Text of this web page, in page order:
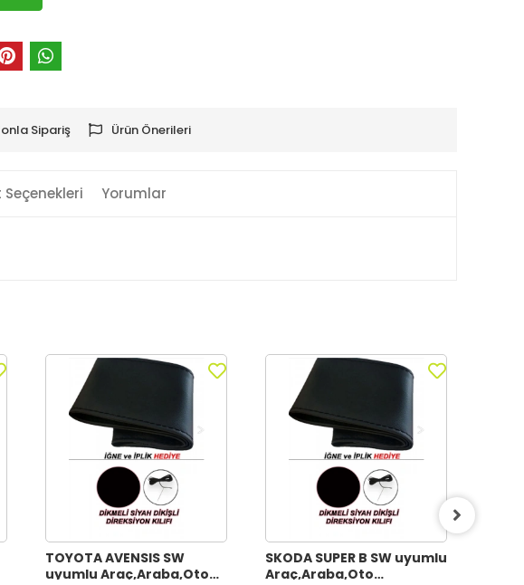
Sipariş Ürün Önerileri
Yorumlar
TOYOTA AVENSIS SW
uyumlu Araç,Araba,Oto
SKODA SUPER B SW uyumlu
Araç,Araba,Oto